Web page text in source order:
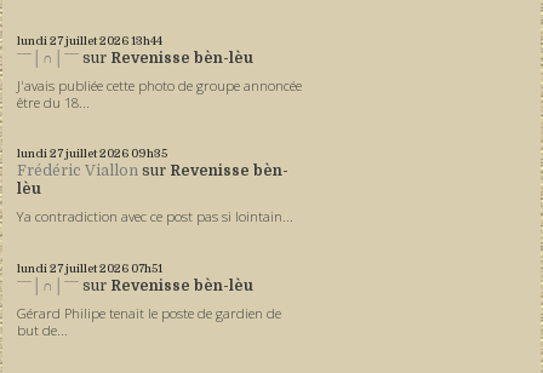
lundi 27juillet 202613h44
ˉˉˉ│∩│ˉˉˉ sur Revenisse bèn-lèu
J'avais publiée cette photo de groupe annoncée
être du 18...
lundi 27juillet 2026 09h35
Frédéric Viallon sur Revenisse bèn-
lèu
Ya contradiction avec ce post pas si lointain...
lundi 27juillet 2026 07h51
ˉˉˉ│∩│ˉˉˉ sur Revenisse bèn-lèu
Gérard Philipe tenait le poste de gardien de
but de...